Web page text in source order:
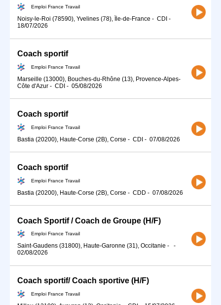
Emploi France Travail
Noisy-le-Roi (78590), Yvelines (78), Île-de-France - CDI -
18/07/2026
Coach sportif
Emploi France Travail
Marseille (13000), Bouches-du-Rhône (13), Provence-Alpes-
Côte d'Azur - CDI - 05/08/2026
Coach sportif
Emploi France Travail
Bastia (20200), Haute-Corse (2B), Corse - CDI - 07/08/2026
Coach sportif
Emploi France Travail
Bastia (20200), Haute-Corse (2B), Corse - CDD - 07/08/2026
Coach Sportif / Coach de Groupe (H/F)
Emploi France Travail
Saint-Gaudens (31800), Haute-Garonne (31), Occitanie -
-
02/08/2026
Coach sportif/ Coach sportive (H/F)
Emploi France Travail